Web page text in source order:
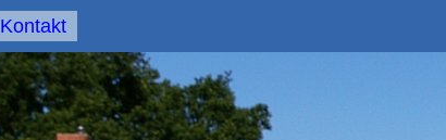
Kontakt